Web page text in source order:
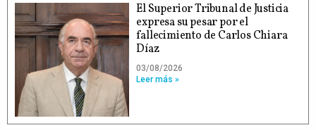
El Superior Tribunal de Justicia
expresa su pesar por el
fallecimiento de Carlos Chiara
Díaz
03/08/2026
Leer más »